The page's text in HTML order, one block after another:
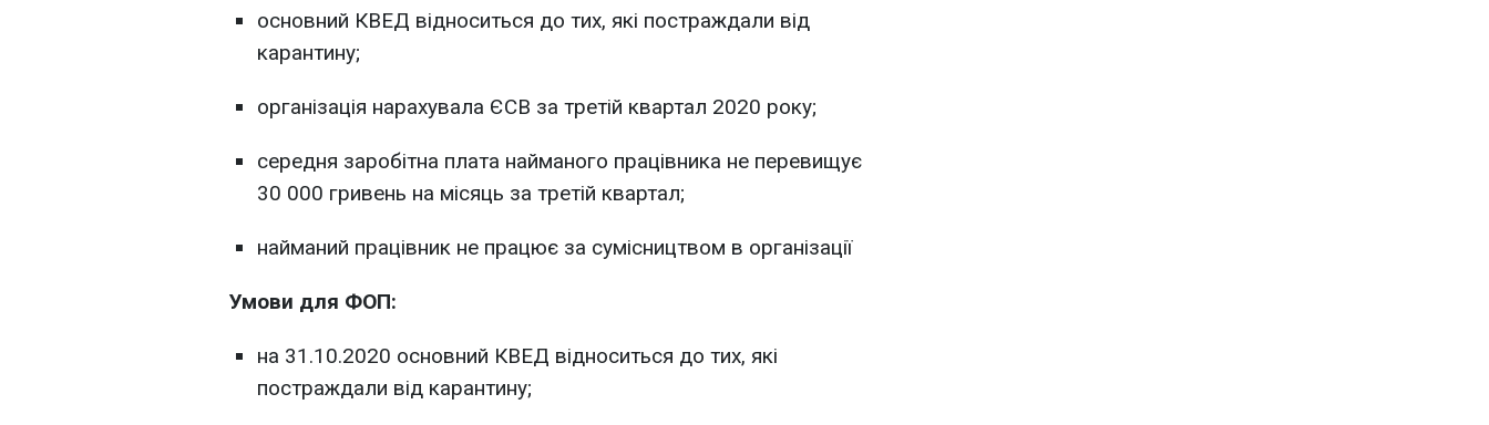
основний КВЕД відноситься до тих, які постраждали від
карантину;
організація нарахувала ЄСВ за третій квартал 2020 року;
середня заробітна плата найманого працівника не перевищує
30 000 гривень на місяць за третій квартал;
найманий працівник не працює за сумісництвом в організації
Умови для ФОП:
на 31.10.2020 основний КВЕД відноситься до тих, які
постраждали від карантину;